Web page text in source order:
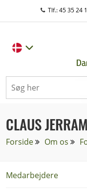
Tlf.: 45 35 24
CLAUS
Forside Om os
Medarbejdere